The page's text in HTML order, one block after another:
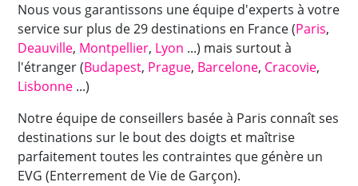
Nous vous garantissons une équipe d'experts à votre
service sur plus de 29 destinations en France (Paris,
Deauville, Montpellier, Lyon ...) mais surtout à
l'étranger (Budapest, Prague, Barcelone, Cracovie,
Lisbonne ...)
Notre équipe de conseillers basée à Paris connaît ses
destinations sur le bout des doigts et maîtrise
parfaitement toutes les contraintes que génère un
EVG (Enterrement de Vie de Garçon).